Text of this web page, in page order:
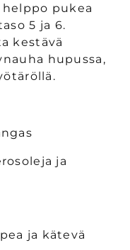
helppo pukea
5 ja 6.
kestävä
hupussa,
ja
ja kätevä